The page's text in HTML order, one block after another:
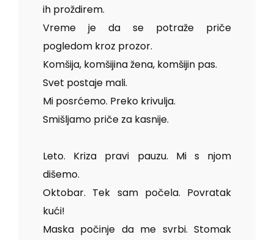
ih proždirem.
Vreme je da se potraže priče
pogledom kroz prozor.
Komšija, komšijina žena, komšijin pas.
Svet postaje mali.
Mi posrćemo. Preko krivulja.
Smišljamo priče za kasnije.
Leto. Kriza pravi pauzu. Mi s njom
dišemo.
Oktobar. Tek sam počela. Povratak
kući!
Maska počinje da me svrbi. Stomak